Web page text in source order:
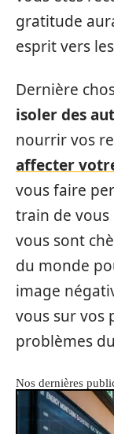
gratitude
esprit vers
Dernière
isoler des
nourrir vos
affecter
vous faire
train de
vous sont
du monde
image
vous sur vos
problèmes
Nos dernières